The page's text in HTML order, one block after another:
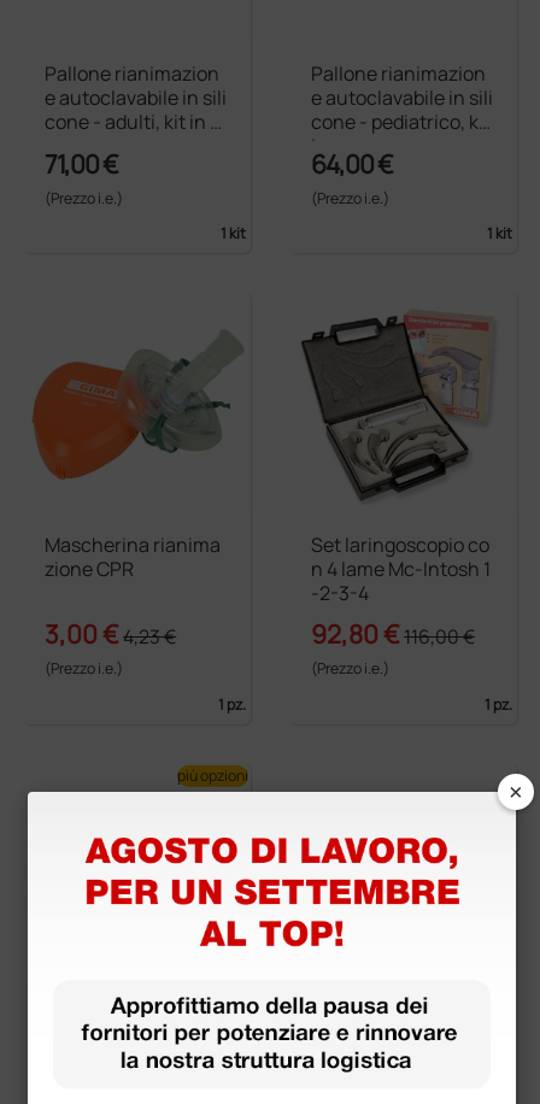
Pallone rianimazion
e autoclavabile in sili
cone - adulti, kit in s
71,00 €
(Prezzo i.e.)
1 kit
Pallone rianimazion
e autoclavabile in sili
cone - pediatrico, kit
in sacca
64,00 €
(Prezzo i.e.)
1 kit
Mascherina rianima
zione CPR
3,00 €4,23 €
(Prezzo i.e.)
1 pz.
Set laringoscopio co
n 4 lame Mc-Intosh 1
-2-3-4
92,80 €116,00 €
(Prezzo i.e.)
1 pz.
Ambu AuraOnce Ma
schera laringea mon
più opzioni
Pallone rianimazion
e monouso Pvc - adu
lto, con mascherina
×